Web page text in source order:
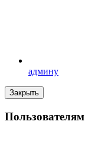
админу
Закрыть
Пользователям